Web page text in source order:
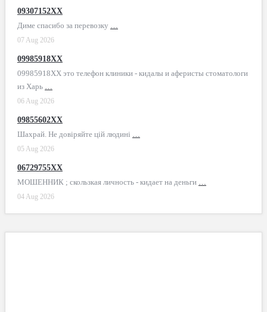
09307152XX
Диме спасибо за перевозку …
07 Aug 2026
09985918XX
09985918XX это телефон клиники - кидалы и аферисты стоматологи
из Харь …
06 Aug 2026
09855602XX
Шахрай. Не довіряйте цій людині …
05 Aug 2026
06729755XX
МОШЕННИК ; скользкая личность - кидает на деньги …
04 Aug 2026